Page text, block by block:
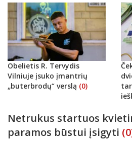
Obelietis R. Tervydis
Vilniuje įsuko įmantrių
„buterbrodų“ verslą (0)
Netrukus startuos
paramos būstui įsigyti